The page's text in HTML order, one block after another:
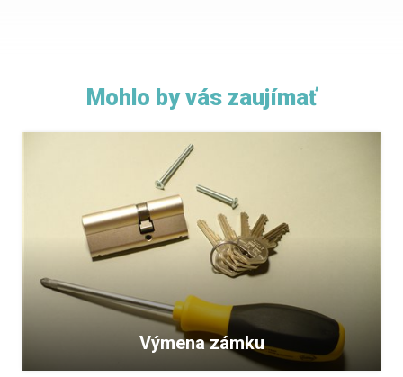
Mohlo by vás zaujímať
Výmena zámku